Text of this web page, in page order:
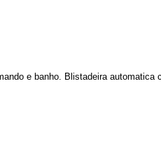
e banho. Blistadeira automatica